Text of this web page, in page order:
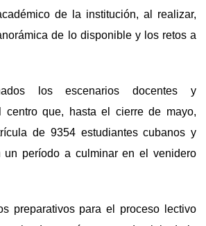
de la institución, al realizar,
de lo disponible y los retos a
los escenarios docentes y
centro que, hasta el cierre de mayo,
de 9354 estudiantes cubanos y
un período a culminar en el venidero
preparativos para el proceso lectivo